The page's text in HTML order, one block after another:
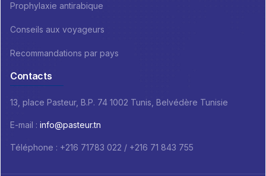
Prophylaxie antirabique
Conseils aux voyageurs
Recommandations par pays
Contacts
13, place Pasteur, B.P. 74 1002 Tunis, Belvédère Tunisie
E-mail : info@pasteur.tn
Téléphone : +216 71783 022 / +216 71 843 755